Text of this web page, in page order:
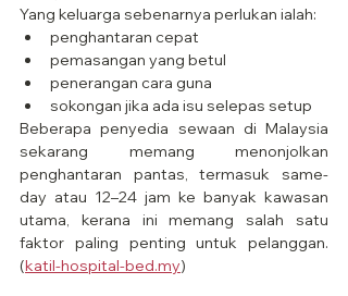
Yang keluarga sebenarnya perlukan ialah:
penghantaran cepat
pemasangan yang betul
penerangan cara guna
sokongan jika ada isu selepas setup
Beberapa penyedia sewaan di Malaysia
sekarang memang menonjolkan
penghantaran pantas, termasuk same-
day atau 12–24 jam ke banyak kawasan
utama, kerana ini memang salah satu
faktor paling penting untuk pelanggan.
(katil-hospital-bed.my)